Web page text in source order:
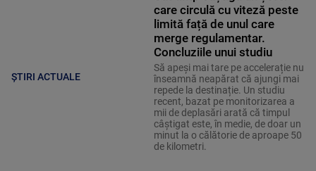
ȘTIRI ACTUALE
care circulă cu viteză peste
limită față de unul care
merge regulamentar.
Concluziile unui studiu
Să apeși mai tare pe accelerație nu
înseamnă neapărat că ajungi mai
repede la destinație. Un studiu
recent, bazat pe monitorizarea a
mii de deplasări arată că timpul
câștigat este, în medie, de doar un
minut la o călătorie de aproape 50
de kilometri.